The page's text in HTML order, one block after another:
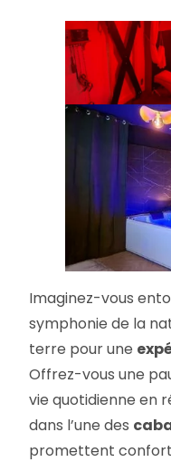
Imaginez-vous
symphonie de la
terre pour une
Offrez-vous une
vie quotidienne en
dans l’une des
promettent